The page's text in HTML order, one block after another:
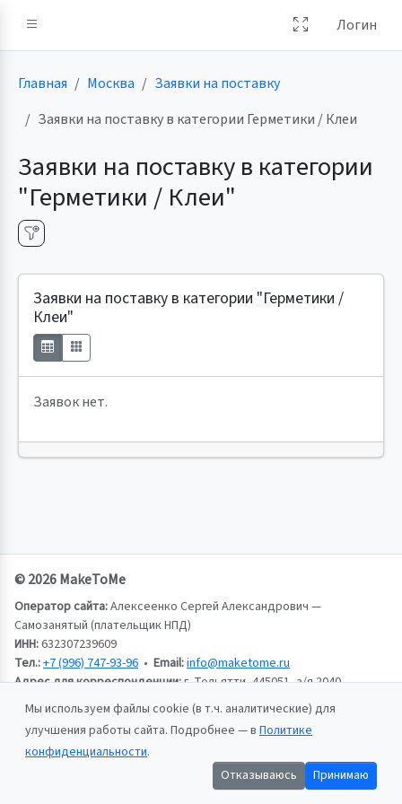
Логин
Главная Москва
Заявки на поставку
Заявки на поставку в категории Герметики / Клеи
Заявки на поставку в категории
"Герметики / Клеи"
Заявки на поставку в категории "Герметики /
Клеи"
Заявок нет.
© 2026 MakeToMe
Оператор сайта:Алексеенко Сергей Александрович —
Самозанятый (плательщик НПД)
ИНН:632307239609
Тел.:+7 (996) 747-93-96 • Email:info@maketome.ru
Адрес для корреспонденции:г. Тольятти, 445051, а/я 2040,
Алексеенко Сергей Александрович
Пользовательское соглашение
Политика конфиденциальности
Мы используем файлы cookie (в т.ч. аналитические) для
улучшения работы сайта. Подробнее — в Политике
конфиденциальности.
Отказываюсь
Принимаю